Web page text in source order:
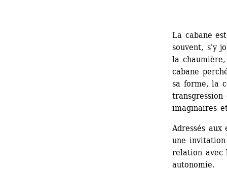
La cabane
souvent, s'y
la
cabane
sa forme, la
imaginaires
Adressés
une
relation avec
autonomie.